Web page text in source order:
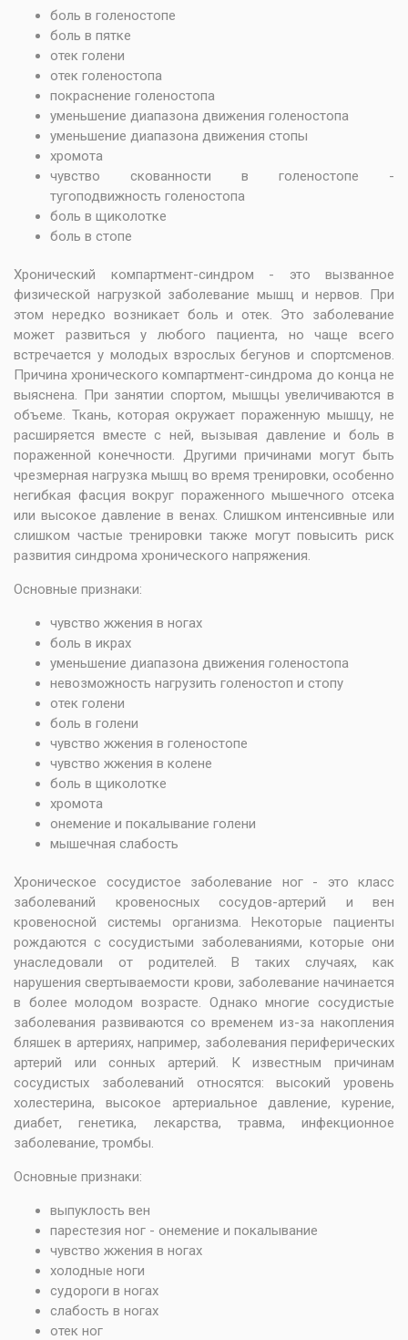
боль в голеностопе
боль в пятке
отек голени
отек голеностопа
покраснение голеностопа
уменьшение диапазона движения голеностопа
уменьшение диапазона движения стопы
хромота
чувство скованности в голеностопе -
тугоподвижность голеностопа
боль в щиколотке
боль в стопе
Хронический компартмент-синдром - это вызванное
физической нагрузкой заболевание мышц и нервов. При
этом нередко возникает боль и отек. Это заболевание
может развиться у любого пациента, но чаще всего
встречается у молодых взрослых бегунов и спортсменов.
Причина хронического компартмент-синдрома до конца не
выяснена. При занятии спортом, мышцы увеличиваются в
объеме. Ткань, которая окружает пораженную мышцу, не
расширяется вместе с ней, вызывая давление и боль в
пораженной конечности. Другими причинами могут быть
чрезмерная нагрузка мышц во время тренировки, особенно
негибкая фасция вокруг пораженного мышечного отсека
или высокое давление в венах. Слишком интенсивные или
слишком частые тренировки также могут повысить риск
развития синдрома хронического напряжения.
Основные признаки:
чувство жжения в ногах
боль в икрах
уменьшение диапазона движения голеностопа
невозможность нагрузить голеностоп и стопу
отек голени
боль в голени
чувство жжения в голеностопе
чувство жжения в колене
боль в щиколотке
хромота
онемение и покалывание голени
мышечная слабость
Хроническое сосудистое заболевание ног - это класс
заболеваний кровеносных сосудов-артерий и вен
кровеносной системы организма. Некоторые пациенты
рождаются с сосудистыми заболеваниями, которые они
унаследовали от родителей. В таких случаях, как
нарушения свертываемости крови, заболевание начинается
в более молодом возрасте. Однако многие сосудистые
заболевания развиваются со временем из-за накопления
бляшек в артериях, например, заболевания периферических
артерий или сонных артерий. К известным причинам
сосудистых заболеваний относятся: высокий уровень
холестерина, высокое артериальное давление, курение,
диабет, генетика, лекарства, травма, инфекционное
заболевание, тромбы.
Основные признаки:
выпуклость вен
парестезия ног - онемение и покалывание
чувство жжения в ногах
холодные ноги
судороги в ногах
слабость в ногах
отек ног